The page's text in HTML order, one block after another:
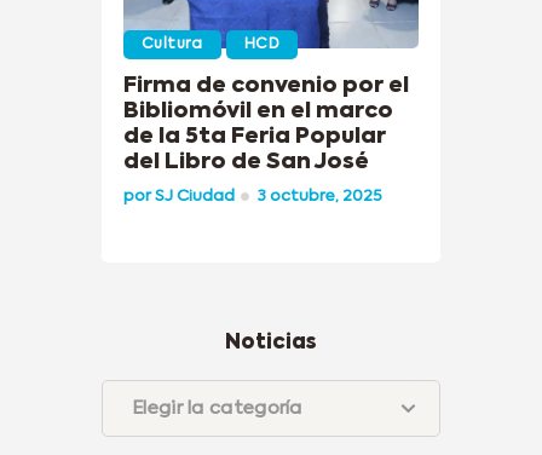
Cultura HCD
Firma de convenio por el
Bibliomóvil en el marco
de la 5ta Feria Popular
del Libro de San José
porSJ Ciudad 3 octubre, 2025
Noticias